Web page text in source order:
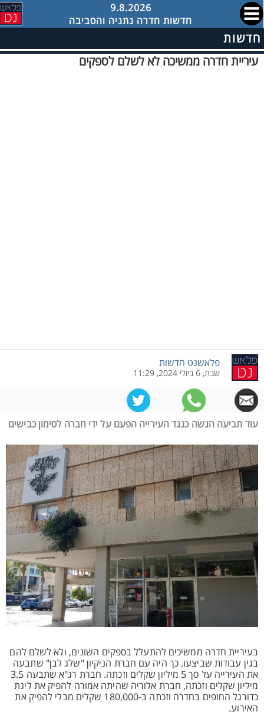
9.8.2026
חדשות חדרה נתניה והסביבה
חדשות
עיריית חדרה ממשיכה לא לשלם לספקים
פלאשנט חדשות
שבת, 6 ביולי 2024, 11:29
עוד תביעה הגשה כנגד העירייה הפעם על ידי חברה לסימון כבישים
בעיריית חדרה ממשיכים להתעלל בספקים השונים, ולא לשלם להם
בגין עבודות שביצעו. כך היה עם חברת הניקיון "שלג לבן" שתבעה
את העירייה על סך 5 מיליון שקלים וזכתה. חברת רג"א שתבעה 3.5
מיליון שקלים וזכתה, חברת אלוריה שהיתה אמורה להפיק את ליגת
כדורגל החופים בחדרה וזכתה ב-180,000 שקלים מבלי להפיק את
האירוע.